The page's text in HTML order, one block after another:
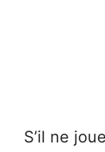
S’il ne